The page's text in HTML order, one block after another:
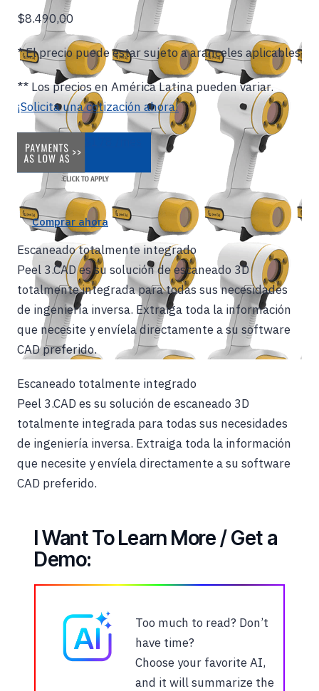
$8.490,00
* El precio puede estar sujeto a aranceles aplicables
** Los precios en América Latina pueden variar.
¡Solicita una cotización ahora!
Comprar ahora
Escaneado totalmente integrado
Peel 3.CAD es su solución de escaneado 3D
totalmente integrada para todas sus necesidades
de ingeniería inversa. Extraiga toda la información
que necesite y envíela directamente a su software
CAD preferido.
Escaneado totalmente integrado
Peel 3.CAD es su solución de escaneado 3D
totalmente integrada para todas sus necesidades
de ingeniería inversa. Extraiga toda la información
que necesite y envíela directamente a su software
CAD preferido.
I Want To Learn More / Get a
Demo:
Too much to read? Don’t
have time?
Choose your favorite AI,
and it will summarize the